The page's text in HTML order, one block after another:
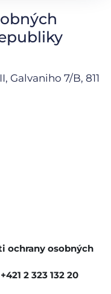
Galvaniho 7/B, 811
ochrany osobných
+421 2 323 132 20